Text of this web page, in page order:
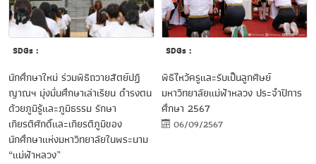
SDGs :
นักศึกษาใหม่ ร่วมพิธีถวายสัตย์ปฏิ
ญาณฯ มุ่งมั่นศึกษาเล่าเรียน ดำรงตน
ด้วยภูมิรู้และภูมิธรรม รักษา
เกียรติศักดิ์และเกียรติภูมิของ
นักศึกษาแห่งมหาวิทยาลัยในพระนาม
“แม่ฟ้าหลวง”
SDGs :
พิธีไหว้ครูและรับเป็นลูกศิษย์
มหาวิทยาลัยแม่ฟ้าหลวง ประจำปีการ
ศึกษา 2567
06/09/2567